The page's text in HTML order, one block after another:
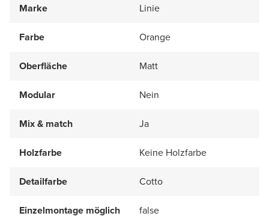
Marke Linie
Farbe Orange
Oberfläche Matt
Modular Nein
Mix & match Ja
Holzfarbe Keine Holzfarbe
Detailfarbe Cotto
Einzelmontage möglich false